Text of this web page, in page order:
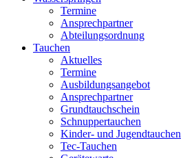
Termine
Ansprechpartner
Abteilungsordnung
Tauchen
Aktuelles
Termine
Ausbildungsangebot
Ansprechpartner
Grundtauchschein
Schnuppertauchen
Kinder- und Jugendtauchen
Tec-Tauchen